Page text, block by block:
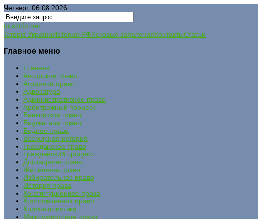
Четверг, 06.08.2026
uristinfo.net
Історія УкраїниИстория РФИсковые заявленияКонтактыСтатьи
Главное меню
Главная
Авторское право
Аграрное право
Адвокатура
Административное право
Арбитражный процесс
Банковское право
Бюджетное право
Водное право
Всемирная история
Гражданское право
Гражданский процесс
Договорное право
Жилищное право
Избирательное право
История права
Конституционное право
Корпоративное право
Криминалистика
Международное право